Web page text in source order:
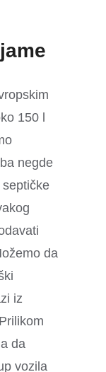
150 l
negde
da
iz
da
vozila